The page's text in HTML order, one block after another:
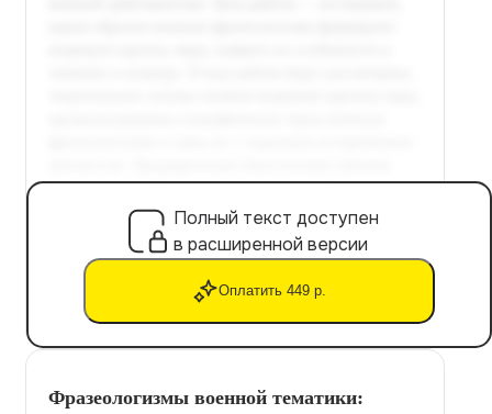
Полный текст доступен
в расширенной версии
Оплатить 449 р.
Фразеологизмы военной тематики: